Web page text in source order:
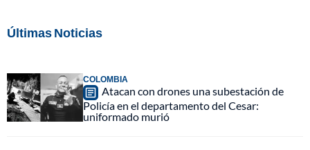
Últimas Noticias
COLOMBIA
Atacan con drones una subestación de
Policía en el departamento del Cesar:
uniformado murió